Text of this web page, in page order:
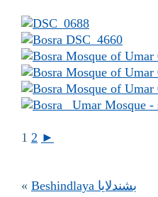
1 2 ►
«
Beshindlaya بشندلايا